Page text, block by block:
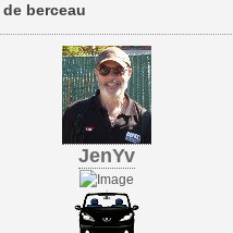
berceau
JenYv